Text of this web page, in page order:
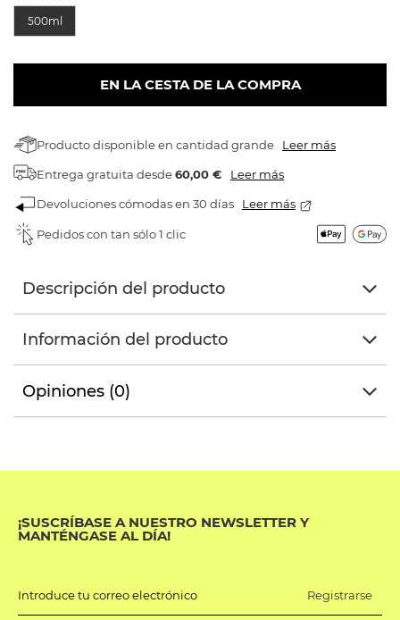
500ml
EN LA CESTA DE LA COMPRA
Producto disponible en cantidad grande Leer más
Entrega gratuita desde60,00 € Leer más
Devoluciones cómodas en 30 días Leer más
Pedidos con tan sólo 1 clic
Descripción del producto
Información del producto
Opiniones (0)
¡SUSCRÍBASE A NUESTRO NEWSLETTER Y
MANTÉNGASE AL DÍA!
Introduce tu correo electrónico Registrarse